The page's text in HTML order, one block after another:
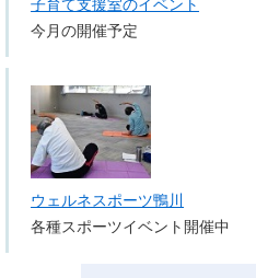
子育て支援室のイベント
今月の開催予定
ウェルネスポーツ鴨川
各種スポーツイベント開催中